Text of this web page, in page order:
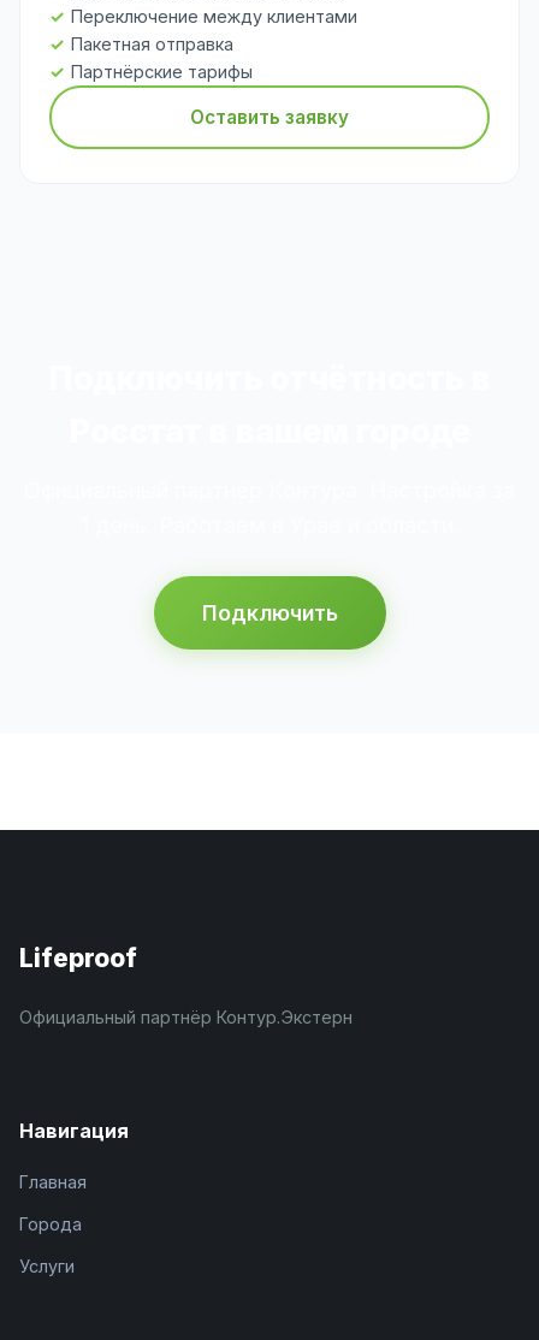
Переключение между клиентами
Пакетная отправка
Партнёрские тарифы
Оставить заявку
Подключить
Lifeproof
Официальный партнёр Контур.Экстерн
Навигация
Главная
Города
Услуги